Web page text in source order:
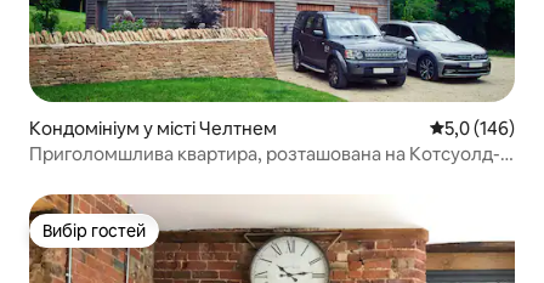
Кондомініум у місті Челтнем Середня
5,0 (146)
Приголомшлива квартира, розташована на Котсуолд-
Вибір гостей
Вибір гостей